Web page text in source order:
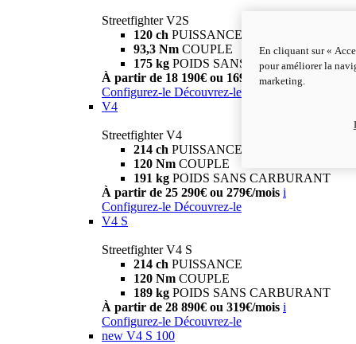
Streetfighter V2S
120 ch PUISSANCE
93,3 Nm COUPLE
175 kg POIDS SANS CARBURANT
À partir de 18 190€ ou 169€/mois i
Configurez-le Découvrez-le
V4
Streetfighter V4
214 ch PUISSANCE
120 Nm COUPLE
191 kg POIDS SANS CARBURANT
À partir de 25 290€ ou 279€/mois i
Configurez-le Découvrez-le
V4 S
Streetfighter V4 S
214 ch PUISSANCE
120 Nm COUPLE
189 kg POIDS SANS CARBURANT
À partir de 28 890€ ou 319€/mois i
Configurez-le Découvrez-le
new V4 S 100
En cliquant sur «
pour améliorer la
marketing.